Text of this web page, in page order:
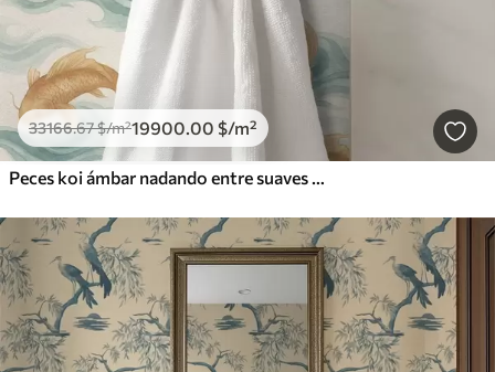
33166.67$/m²19900.00 $/m²
Peces koi ámbar nadando entre suaves olas turquesas